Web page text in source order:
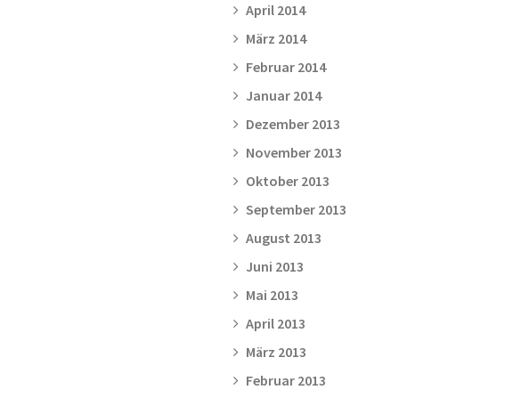
April 2014
März 2014
Februar 2014
Januar 2014
Dezember 2013
November 2013
Oktober 2013
September 2013
August 2013
Juni 2013
Mai 2013
April 2013
März 2013
Februar 2013